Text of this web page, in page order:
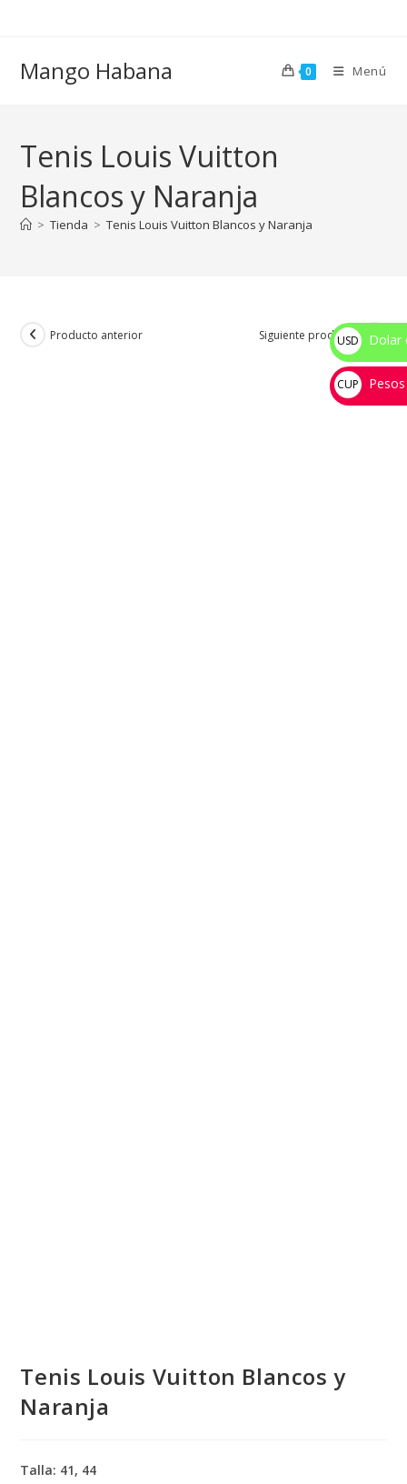
Mango Habana 0 Menú
Tenis Louis Vuitton
Blancos y Naranja
> Tienda > Tenis Louis Vuitton Blancos y Naranja
Producto anterior Siguiente producto
Tenis Louis Vuitton Blancos y
Naranja
Talla: 41, 44
USD
$
Dolar
CUP
💰
Pesos